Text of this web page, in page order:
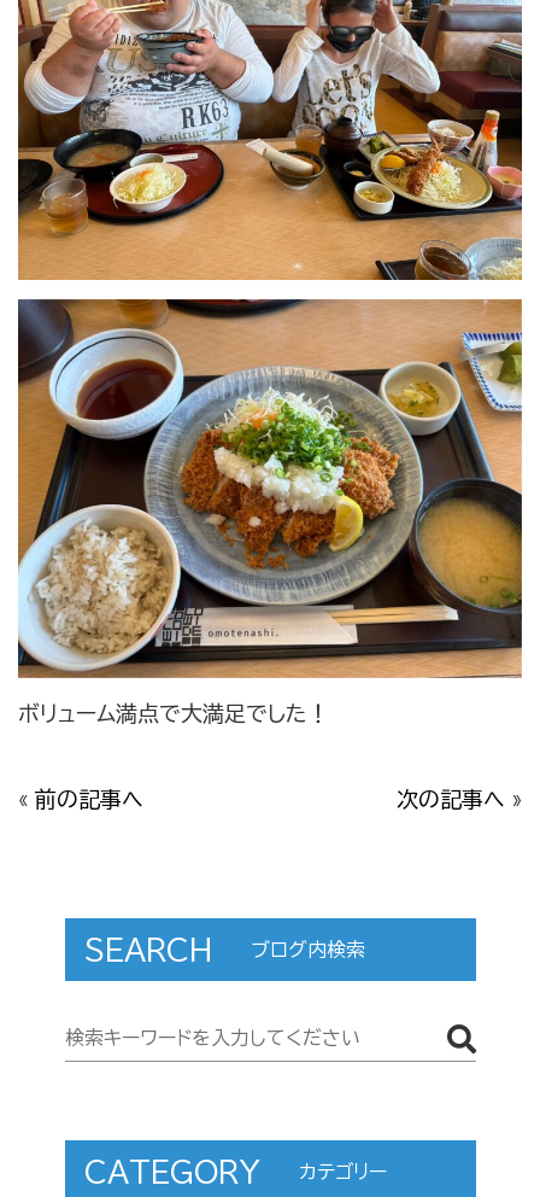
ボリューム満点で大満足でした！
« 前の記事へ 次の記事へ »
SEARCH ブログ内検索
CATEGORY カテゴリー